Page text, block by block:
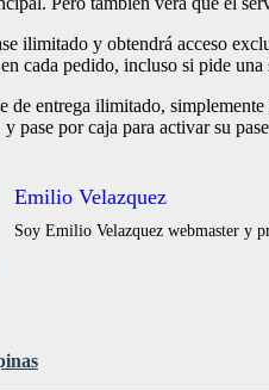
ilimitado y obtendrá acceso
cada pedido, incluso si pide una
de entrega ilimitado,
pase por caja para activar su
Emilio Velazquez
Soy Emilio Velazquez webmaster y